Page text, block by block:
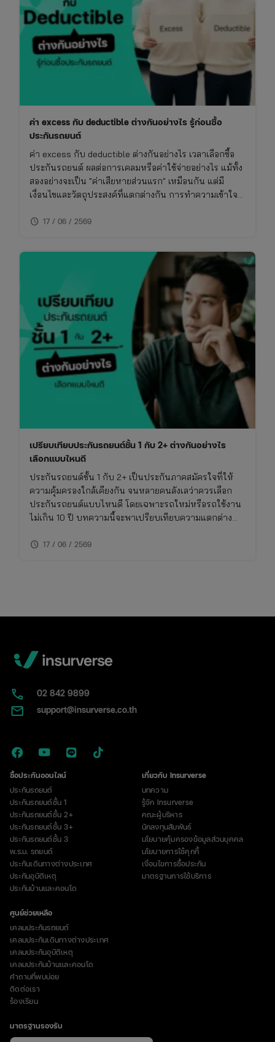
รู้
ก่อน
ซื้อ
ประกัน
ค่า excess กับ deductible ต่างกันอย่างไร รู้ก่อนซื้อ
ประกันรถยนต์
ค่า excess กับ deductible ต่างกันอย่างไร เวลาเลือกซื้อ
ประกันรถยนต์ ผลต่อการเคลมหรือค่าใช้จ่ายอย่างไร แม้ทั้ง
สองอย่างจะเป็น "ค่าเสียหายส่วนแรก" เหมือนกัน แต่มี
เงื่อนไขและวัตถุประสงค์ที่แตกต่างกัน การทำความเข้าใจ
ไม่พลาดย้อนหลัง
schedule 17 / 06 / 2569
เปรียบเทียบประกันรถยนต์ชั้น 1 กับ 2+ ต่างกันอย่างไร
เลือกแบบไหนดี
ประกันรถยนต์ชั้น 1 กับ 2+ เป็นประกันภาคสมัครใจที่ให้
ความคุ้มครองใกล้เคียงกัน จนหลายคนลังเลว่าควรเลือก
ประกันรถยนต์แบบไหนดี โดยเฉพาะรถใหม่หรือรถใช้งาน
ไม่เกิน 10 ปี บทความนี้จะพาเปรียบเทียบความแตกต่าง
เทียบ ทั้งเรื่องความคุ้มครอง ค่าเบี้ย และความเหมาะสมใน
schedule 17 / 06 / 2569
02​ 842 9899
support@insurverse.co.th
ซื้อประกันออนไลน์
ประกันรถยนต์
ประกันรถยนต์ชั้น 1
ประกันรถยนต์ชั้น 2+
ประกันรถยนต์ชั้น 3+
ประกันรถยนต์ชั้น 3
พ.ร.บ. รถยนต์
ประกันเดินทางต่างประเทศ
ประกันอุบัติเหตุ
ประกันบ้านและคอนโด
เกี่ยวกับ Insurverse
บทความ
รู้จัก Insurverse
คณะผู้บริหาร
นักลงทุนสัมพันธ์
นโยบายคุ้มครองข้อมูลส่วนบุคคล
นโยบายการใช้คุกกี้
เงื่อนไขการซื้อประกัน
มาตรฐานการใช้บริการ
ศูนย์ช่วยเหลือ
เคลมประกันรถยนต์
เคลมประกันเดินทางต่างประเทศ
เคลมประกันอุบัติเหตุ
เคลมประกันบ้านและคอนโด
คำถามที่พบบ่อย
ติดต่อเรา
ร้องเรียน
มาตรฐานรองรับ